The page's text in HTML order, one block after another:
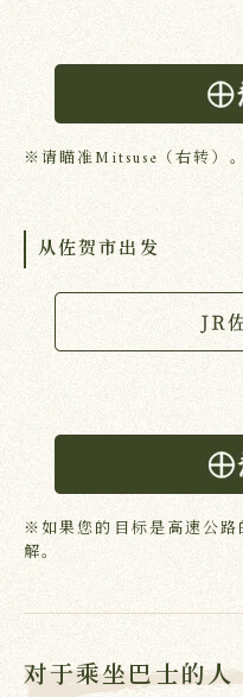
※请瞄准Mitsuse（右转）。
从佐贺市出发
※如果您的目标是高速公
解。
对于乘坐巴士的人